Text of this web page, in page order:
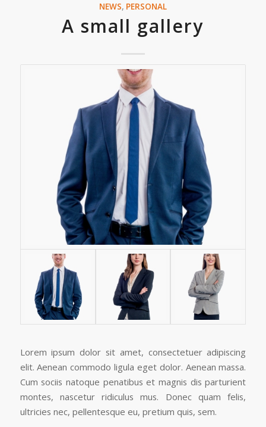
NEWS, PERSONAL
A small gallery
Lorem ipsum dolor sit amet, consectetuer adipiscing
elit. Aenean commodo ligula eget dolor. Aenean massa.
Cum sociis natoque penatibus et magnis dis parturient
montes, nascetur ridiculus mus. Donec quam felis,
ultricies nec, pellentesque eu, pretium quis, sem.